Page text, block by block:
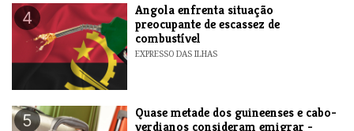
4
Angola enfrenta situação
preocupante de escassez de
combustível
EXPRESSO DAS ILHAS
5
Quase metade dos guineenses e cabo-
verdianos consideram emigrar -